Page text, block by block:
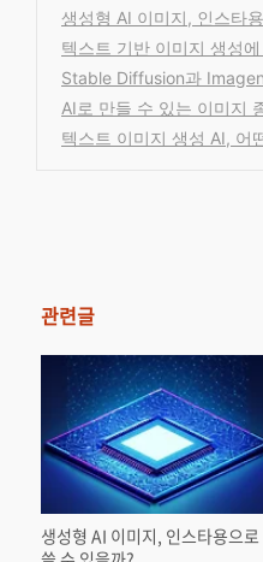
생성형 AI 이미지, 인스타
(2)
텍스트 기반 이미지 생성
Stable Diffusion과
AI로 만들 수 있는 이미지
텍스트 이미지 생성 AI, 어
관련글
생성형 AI 이미지, 인스타용으로